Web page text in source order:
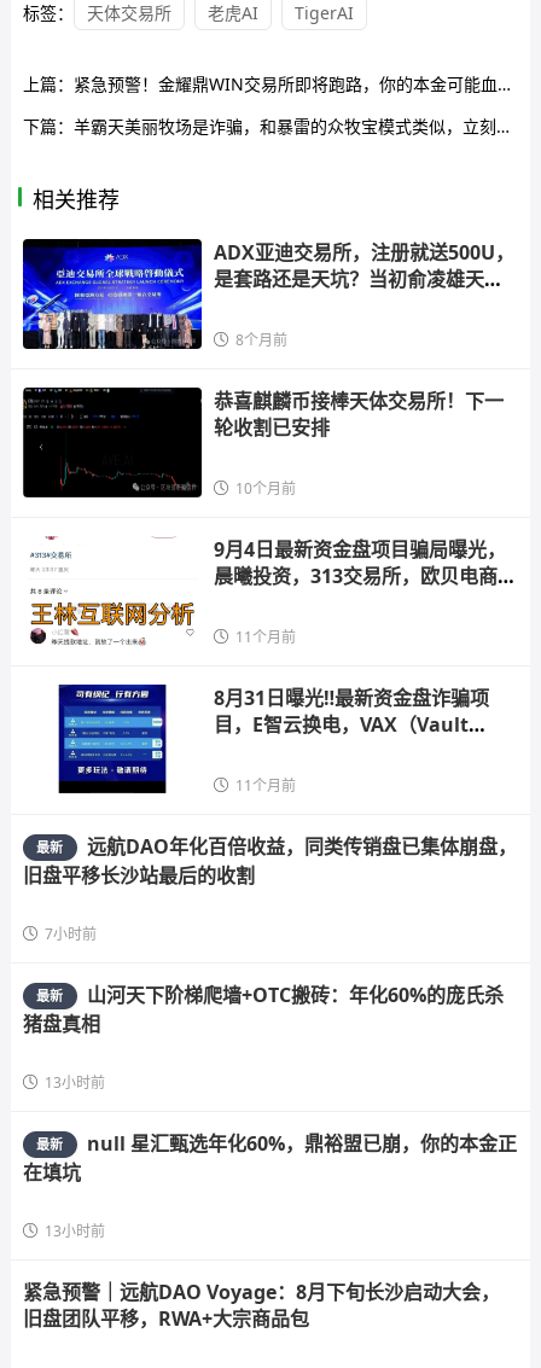
标签： 天体交易所 老虎AI TigerAI
上篇： 紧急预警！金耀鼎WIN交易所即将跑路，你的本金可能血本无归！
下篇： 羊霸天美丽牧场是诈骗，和暴雷的众牧宝模式类似，立刻维权止损
相关推荐
ADX亚迪交易所，注册就送500U，
是套路还是天坑？当初俞凌雄天体
8个月前
恭喜麒麟币接棒天体交易所！下一
轮收割已安排
10个月前
9月4日最新资金盘项目骗局曝光，
晨曦投资，313交易所，欧贝电商，
11个月前
8月31日曝光‼️最新资金盘诈骗项
目，E智云换电，VAX（Vault
11个月前
最新
远航DAO年化百倍收益，同类传销盘已集体崩盘，
旧盘平移长沙站最后的收割
7小时前
最新
山河天下阶梯爬墙+OTC搬砖：年化60%的庞氏杀
猪盘真相
13小时前
最新
null 星汇甄选年化60%，鼎裕盟已崩，你的本金正
在填坑
13小时前
紧急预警｜远航DAO Voyage：8月下旬长沙启动大会，
旧盘团队平移，RWA+大宗商品包